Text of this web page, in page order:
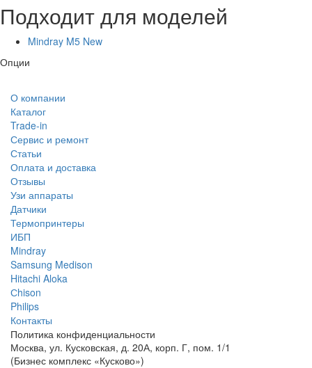
Подходит для моделей
Mindray M5 New
Опции
О компании
Каталог
Trade-in
Сервис и ремонт
Статьи
Оплата и доставка
Отзывы
Узи аппараты
Датчики
Термопринтеры
ИБП
Mindray
Samsung Medison
Hitachi Aloka
Сhison
Philips
Контакты
Политика конфиденциальности
Москва, ул. Кусковская, д. 20А, корп. Г, пом. 1/1
(Бизнес комплекс «Кусково»)